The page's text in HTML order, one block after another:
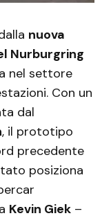
nuova
Nurburgring
nel settore
Con un
dal
, il prototipo
precedente
posiziona
Kevin Giek –